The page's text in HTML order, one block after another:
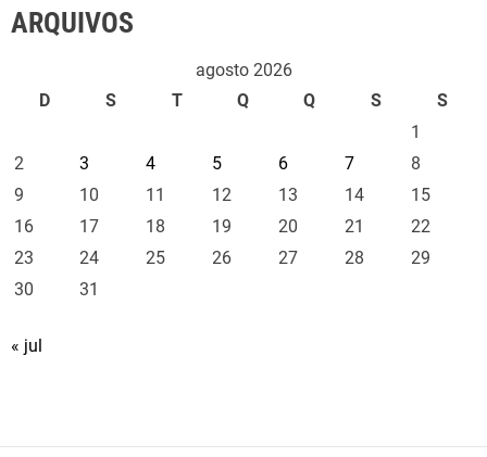
ARQUIVOS
agosto 2026
D
S T Q Q S
S
1
2
3 4 5 6 7
8
9
10 11 12 13 14
15
16
17 18 19 20 21
22
23
24 25 26 27 28
29
30
31
« jul